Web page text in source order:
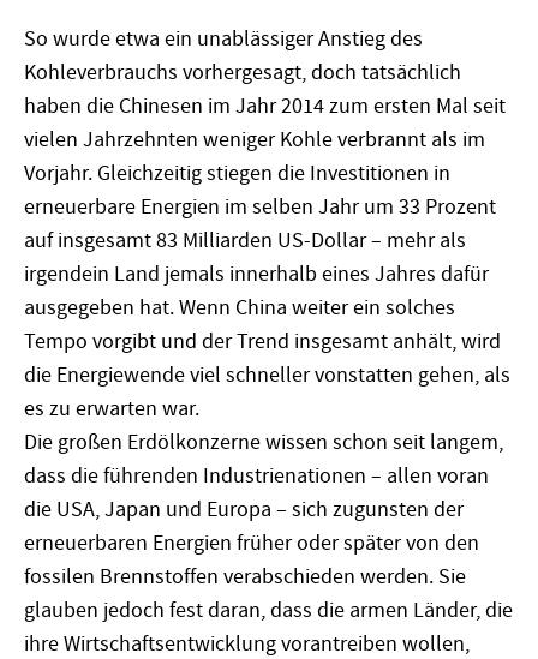
So wurde etwa ein unablässiger Anstieg des
Kohleverbrauchs vorhergesagt, doch tatsächlich
haben die Chinesen im Jahr 2014 zum ersten Mal seit
vielen Jahrzehnten weniger Kohle verbrannt als im
Vorjahr. Gleichzeitig stiegen die Investitionen in
erneuerbare Energien im selben Jahr um 33 Prozent
auf insgesamt 83 Milliarden US-Dollar – mehr als
irgendein Land jemals innerhalb eines Jahres dafür
ausgegeben hat. Wenn China weiter ein solches
Tempo vorgibt und der Trend insgesamt anhält, wird
die Energiewende viel schneller vonstatten gehen, als
es zu erwarten war.
Die großen Erdölkonzerne wissen schon seit langem,
dass die führenden Industrienationen – allen voran
die USA, Japan und Europa – sich zugunsten der
erneuerbaren Energien früher oder später von den
fossilen Brennstoffen verabschieden werden. Sie
glauben jedoch fest daran, dass die armen Länder, die
ihre Wirtschaftsentwicklung vorantreiben wollen,